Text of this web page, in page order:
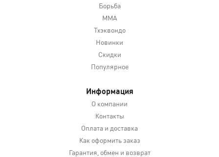
Борьба
MMA
Тхэквондо
Новинки
Скидки
Популярное
Информация
О компании
Контакты
Оплата и доставка
Как оформить заказ
Гарантия, обмен и возврат